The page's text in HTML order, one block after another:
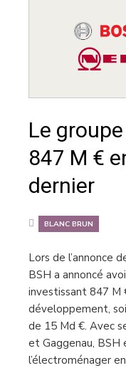
Le
847 M €
dernier
BLANC BRUN
Lors de l’annonce
BSH a annoncé
investissant 847 M
développement,
de 15 Md €. Avec
et Gaggenau, BSH
l’électroménager